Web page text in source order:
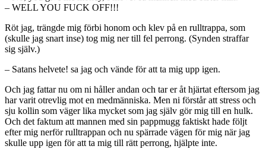
– WELL YOU FUCK OFF!!!
Röt jag, trängde mig förbi honom och klev på en rulltrappa, som
(skulle jag snart inse) tog mig ner till fel perrong. (Synden straffar
sig själv.)
– Satans helvete! sa jag och vände för att ta mig upp igen.
Och jag fattar nu om ni håller andan och tar er åt hjärtat eftersom jag
har varit otrevlig mot en medmänniska. Men ni förstår att stress och
sju kollin som väger lika mycket som jag själv gör mig till en hulk.
Och det faktum att mannen med sin pappmugg faktiskt hade följt
efter mig nerför rulltrappan och nu spärrade vägen för mig när jag
skulle upp igen för att ta mig till rätt perrong, hjälpte inte.